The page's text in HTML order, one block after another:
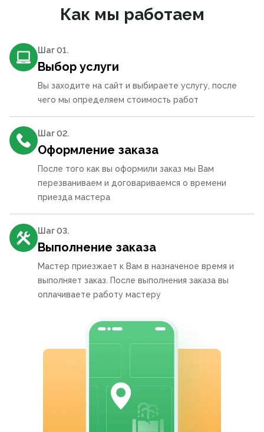
Как мы работаем
Шаг 01.
Выбор услуги
Вы заходите на сайт и выбираете услугу, после
чего мы определяем стоимость работ
Шаг 02.
Оформление заказа
После того как вы оформили заказ мы Вам
перезваниваем и договариваемся о времени
приезда мастера
Шаг 03.
Выполнение заказа
Мастер приезжает к Вам в назначеное время и
выполняет заказ. После выполнения заказа вы
оплачиваете работу мастеру